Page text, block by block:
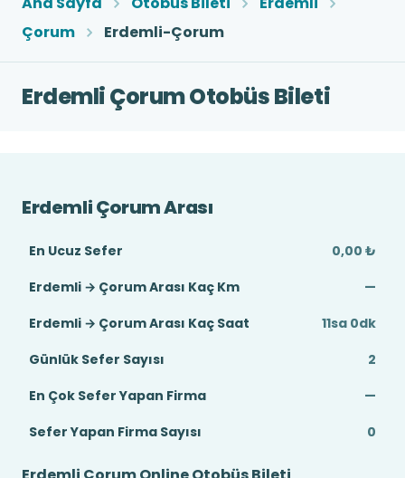
Çorum
Erdemli-Çorum
Erdemli Çorum Otobüs Bileti
Erdemli Çorum Arası
En Ucuz Sefer
0,00 ₺
Erdemli → Çorum Arası Kaç Km
—
Erdemli → Çorum Arası Kaç Saat
11sa 0dk
Günlük Sefer Sayısı
2
En Çok Sefer Yapan Firma
—
Sefer Yapan Firma Sayısı
0